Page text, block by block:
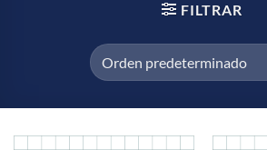
FILTRAR